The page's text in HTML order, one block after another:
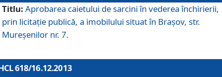
Titlu: Aprobarea caietului de sarcini în vederea închirierii,
prin licitaţie publică, a imobilului situat în Braşov, str.
Mureşenilor nr. 7.
618/16.12.2013